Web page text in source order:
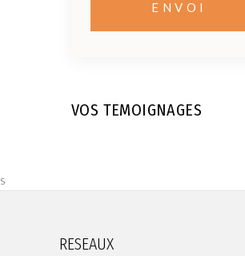
VOS TEMOIGNAGES
s
RESEAUX